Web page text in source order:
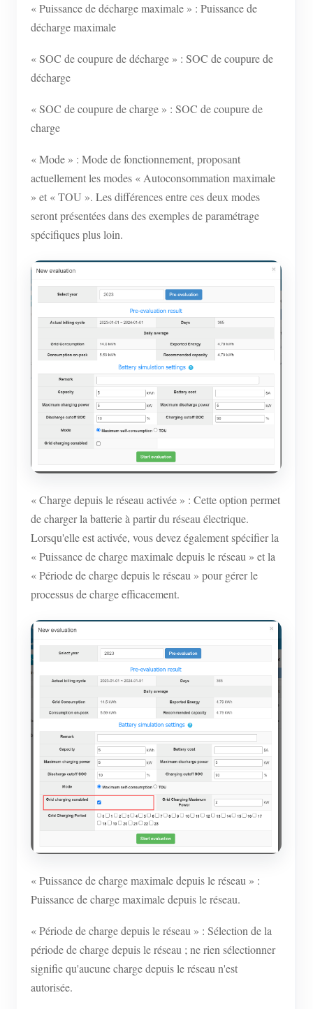
« Puissance de décharge maximale » : Puissance de
décharge maximale
« SOC de coupure de décharge » : SOC de coupure de
décharge
« SOC de coupure de charge » : SOC de coupure de
charge
« Mode » : Mode de fonctionnement, proposant
actuellement les modes « Autoconsommation maximale
» et « TOU ». Les différences entre ces deux modes
seront présentées dans des exemples de paramétrage
spécifiques plus loin.
« Charge depuis le réseau activée » : Cette option permet
de charger la batterie à partir du réseau électrique.
Lorsqu'elle est activée, vous devez également spécifier la
« Puissance de charge maximale depuis le réseau » et la
« Période de charge depuis le réseau » pour gérer le
processus de charge efficacement.
« Puissance de charge maximale depuis le réseau » :
Puissance de charge maximale depuis le réseau.
« Période de charge depuis le réseau » : Sélection de la
période de charge depuis le réseau ; ne rien sélectionner
signifie qu'aucune charge depuis le réseau n'est
autorisée.